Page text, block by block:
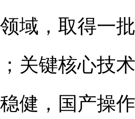
域，取得一
关键核心技
健，国产操